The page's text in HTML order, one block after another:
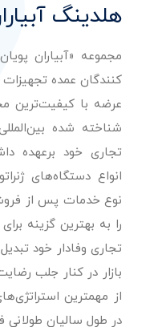
هلدینگ
مجموعه «آبیاران
کنندگان عمده
عرضه با کیفیت‌ترین
تجاری خود برعهده
انواع دستگاه‌های
نوع خدمات پس از
را به بهترین گزینه
تجاری وفادار خود
بازار در کنار جلب
از مهمترین
در طول سالیان